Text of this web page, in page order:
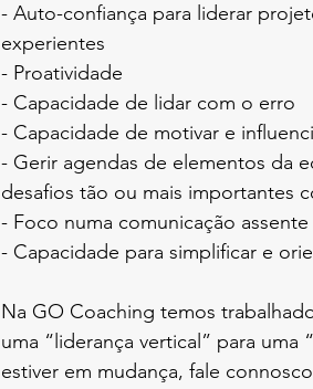
- Auto-confiança para liderar
experientes
- Proatividade
- Capacidade de lidar com o erro
- Capacidade de motivar e
- Gerir agendas de elementos da
desafios tão ou mais importantes
- Foco numa comunicação
- Capacidade para simplificar e
Na GO Coaching temos
uma “liderança vertical” para uma
estiver em mudança, fale